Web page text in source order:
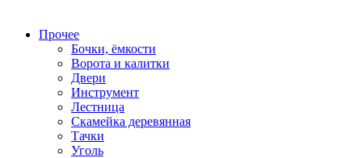
Прочее
Бочки, ёмкости
Ворота и калитки
Двери
Инструмент
Лестница
Скамейка деревянная
Тачки
Уголь